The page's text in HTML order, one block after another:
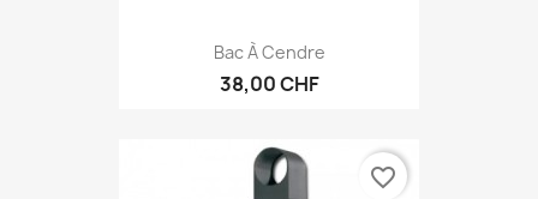
Bac À Cendre
38,00 CHF
favorite_border